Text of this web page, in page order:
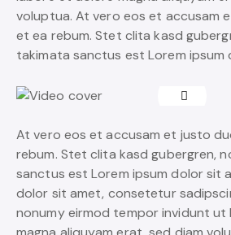
voluptua. At vero eos et accusam
et ea rebum. Stet clita kasd
takimata sanctus est Lorem ipsum
At vero eos et accusam et justo
rebum. Stet clita kasd gubergren,
sanctus est Lorem ipsum dolor sit
dolor sit amet, consetetur
nonumy eirmod tempor invidunt